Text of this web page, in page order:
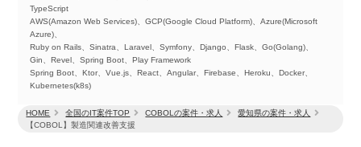
HOME 全国のIT案件TOP COBOLの案件・求人
愛知県の案件・求人
【COBOL】製造関連改善支援
TypeScript
AWS(Amazon Web Services)、GCP(Google Cloud Platform)、Azure(Microsoft
Azure)、
Ruby on Rails、Sinatra、Laravel、Symfony、Django、Flask、Go(Golang)、
Gin、Revel、Spring Boot、Play Framework
Spring Boot、Ktor、Vue.js、React、Angular、Firebase、Heroku、Docker、
Kubernetes(k8s)